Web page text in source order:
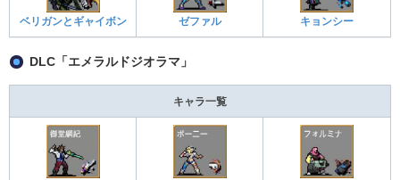
ベリガンとギャイボン ゼファル キョンシー
DLC「エメラルドジオラマ」
キャラ一覧